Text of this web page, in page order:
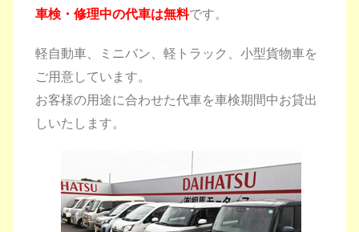
車検・修理中の代車は無料です。
軽自動車、ミニバン、軽トラック、小型貨物車を
ご用意しています。
お客様の用途に合わせた代車を車検期間中お貸出
しいたします。